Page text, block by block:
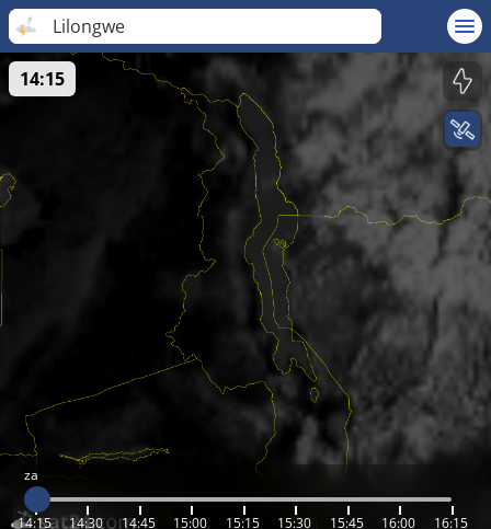
Lilongwe
za
14:15 14:30 14:45 15:00 15:15 15:30 15:45 16:00 16:15
14:15